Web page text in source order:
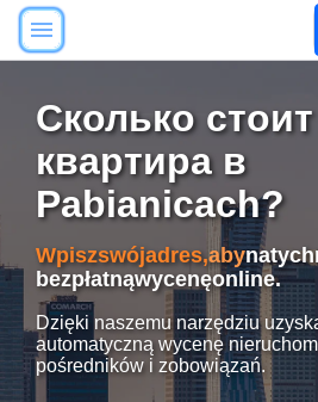
Сколько
квартира в
Pabianicach?
Wpiszswójadres,aby
bezpłatnąwycenęonline.
Dzięki naszemu narzędziu
automatyczną wycenę
pośredników i zobowiązań.